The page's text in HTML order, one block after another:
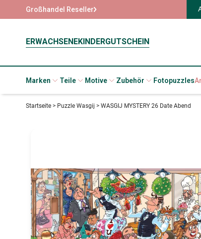
Großhandel Reseller
ERWACHSENEKINDERGUTSCHEIN
Marken Teile Motive Zubehör Fotopuzzles
Startseite > Puzzle Wasgij > WASGIJ MYSTERY 26 Date Abend